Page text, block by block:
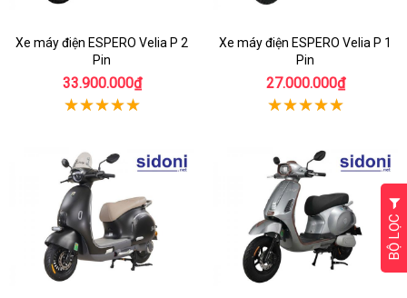
Xe máy điện ESPERO Velia P 2
Pin
33.900.000₫
Xe máy điện ESPERO Velia P 1
Pin
27.000.000₫
BỘ LỌC